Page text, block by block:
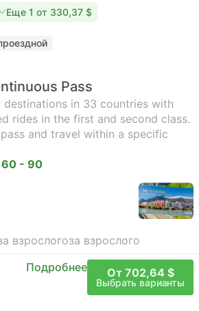
Еще 1 от 330,37 $
Pass
in 33 countries with
rides in the first and second class.
and travel within a specific
60 - 90
взрослогоза взрослого
Подробнее От 702,64 $
Выбрать варианты